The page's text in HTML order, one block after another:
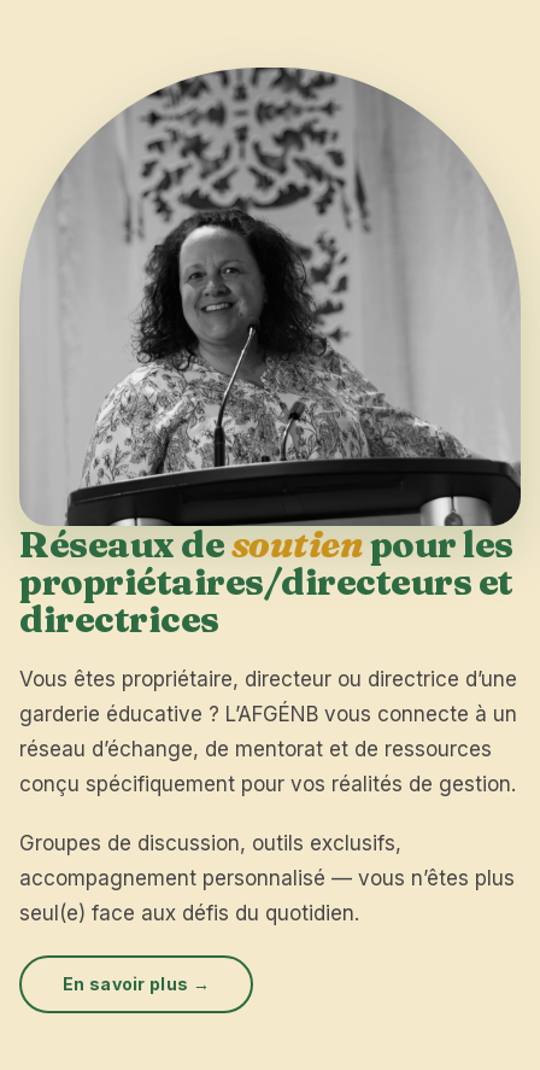
Réseaux desoutienpour les
propriétaires/directeurs et
directrices
Vous êtes propriétaire, directeur ou directrice d’une
garderie éducative ? L’AFGÉNB vous connecte à un
réseau d’échange, de mentorat et de ressources
conçu spécifiquement pour vos réalités de gestion.
Groupes de discussion, outils exclusifs,
accompagnement personnalisé — vous n’êtes plus
seul(e) face aux défis du quotidien.
En savoir plus →